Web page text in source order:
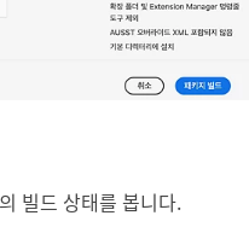
빌드 상태를 봅니다.